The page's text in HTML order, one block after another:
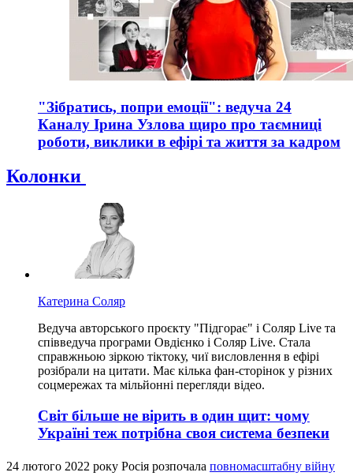
"Зібратись, попри емоції": ведуча 24
Каналу Ірина Узлова щиро про таємниці
роботи, виклики в ефірі та життя за кадром
Колонки
Катерина Соляр
Ведуча авторського проєкту "Підгорає" і Соляр Live та
співведуча програми Овдієнко і Соляр Live. Стала
справжньою зіркою тіктоку, чиї висловлення в ефірі
розібрали на цитати. Має кілька фан-сторінок у різних
соцмережах та мільйонні перегляди відео.
Світ більше не вірить в один щит: чому
Україні теж потрібна своя система безпеки
24 лютого 2022 року Росія розпочала повномасштабну війну